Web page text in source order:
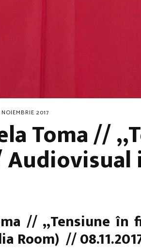
2017
Toma //
// „Tensiune în
// 08.11.2017